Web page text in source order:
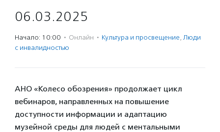
06.03.2025
Начало: 10:00 · Онлайн · Культура и просвещение, Люди
с инвалидностью
АНО «Колесо обозрения» продолжает цикл
вебинаров, направленных на повышение
доступности информации и адаптацию
музейной среды для людей с ментальными